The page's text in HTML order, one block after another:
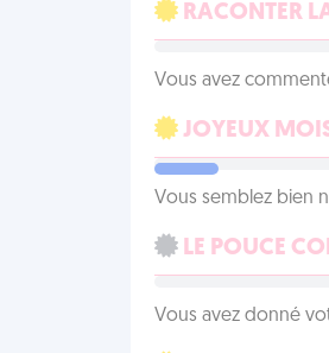
RACONTER
Vous avez
JOYEUX
Vous semblez bien
LE POUCE
Vous avez donné